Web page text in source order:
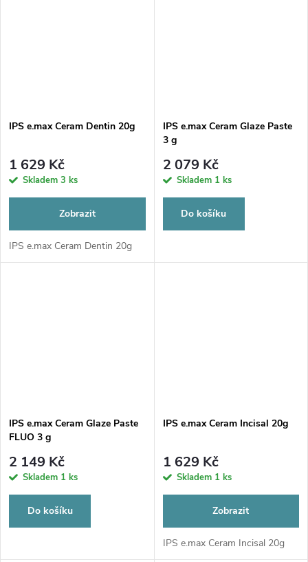
IPS e.max Ceram Dentin 20g
1 629 Kč
Skladem 3 ks
Zobrazit
IPS e.max Ceram Dentin 20g
IPS e.max Ceram Glaze Paste
3 g
2 079 Kč
Skladem 1 ks
Do košíku
IPS e.max Ceram Glaze Paste
FLUO 3 g
2 149 Kč
Skladem 1 ks
Do košíku
IPS e.max Ceram Incisal 20g
1 629 Kč
Skladem 1 ks
Zobrazit
IPS e.max Ceram Incisal 20g